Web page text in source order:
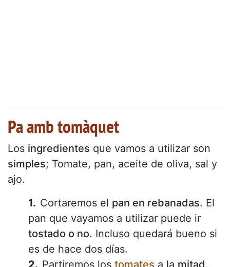
Pa amb tomàquet
Los ingredientes que vamos a utilizar son
simples; Tomate, pan, aceite de oliva, sal y
ajo.
Cortaremos el pan en rebanadas. El
pan que vayamos a utilizar puede ir
tostado o no. Incluso quedará bueno si
es de hace dos días.
Partiremos los tomates a la mitad.